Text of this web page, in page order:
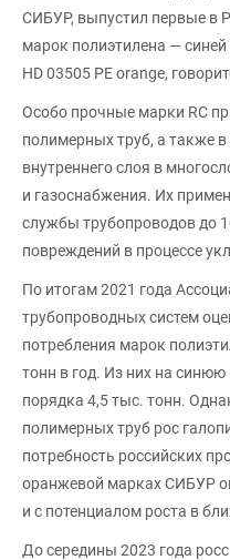
СИБУР, выпустил первые в
марок полиэтилена —
HD 03505 PE orange,
Особо прочные марки RC
полимерных труб, а также
внутреннего слоя в
и газоснабжения. Их
службы трубопроводов до
повреждений в процессе
По итогам 2021 года
трубопроводных систем
потребления марок
тонн в год. Из них на
порядка 4,5 тыс. тонн.
полимерных труб рос
потребность российских
оранжевой марках СИБУР
и с потенциалом роста в
До середины 2023 года